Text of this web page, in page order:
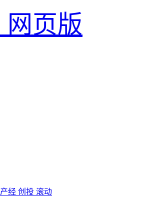
网页版
产经 创投 滚动